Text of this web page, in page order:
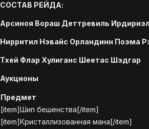
СОСТАВ РЕЙДА:
Арсиноя Вораш Деттревиль
Нирритил Нэвайс Орландинн Поэма
Тхей Флар Хулиганс Шеетас Шэдгар
Аукционы
Предмет
[item]Шип бешенства[/item]
[item]Кристаллизованная мана[/item]